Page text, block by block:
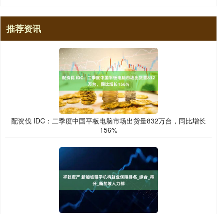
推荐资讯
配资伐 IDC：二季度中国平板电脑市场出货量832万台，同比增长
156%